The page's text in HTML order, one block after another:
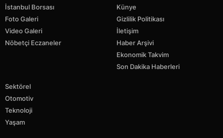
İstanbul Borsası
Foto Galeri
Video Galeri
Nöbetçi Eczaneler
Künye
Gizlilik Politikası
İletişim
Haber Arşivi
Ekonomik Takvim
Son Dakika Haberleri
Sektörel
Otomotiv
Teknoloji
Yaşam